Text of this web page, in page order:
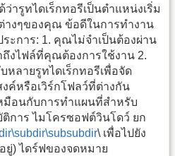
ารูทไดเร็กทอรีเป็นตำแหน่งเริ่ม
างๆของคุณ ข้อดีในการทำงาน
ะการ: 1. คุณไม่จำเป็นต้องผ่าน
ถึงไฟล์ที่คุณต้องการใช้งาน 2.
ลายรูทไดเร็กทอรีเพื่อจัด
ค์หรือเวิร์กโฟลว์ที่ต่างกัน
มือนกับการทำแผนที่สำหรับ
การ ไมโครซอฟต์วินโดว์ ยก
\ เพื่อไปยัง
ยู่) ไดร์ฟของจดหมาย